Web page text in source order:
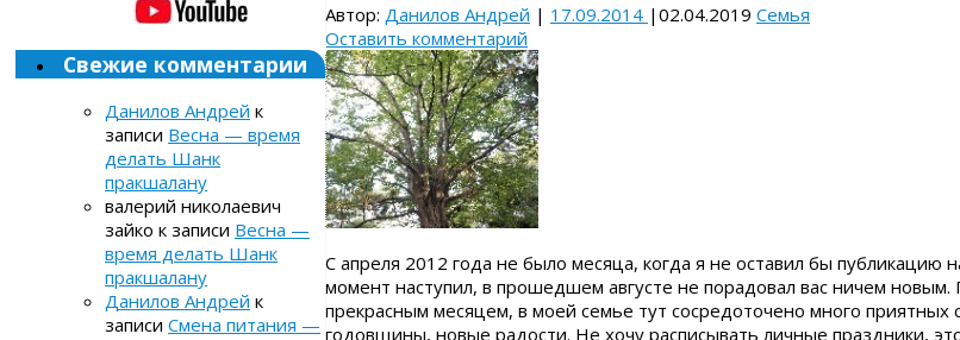
Автор: Данилов Андрей | 17.09.2014 | 02.04.2019 Семья
Оставить комментарий
С апреля 2012 года не было месяца, когда я не оставил бы публикацию
момент наступил, в прошедшем августе не порадовал вас ничем новым.
прекрасным месяцем, в моей семье тут сосредоточено много
годовщины, новые радости. Не хочу расписывать личные праздники,
Свежие комментарии
Данилов Андрей к
записи Весна — время
делать Шанк
пракшалану
валерий николаевич
зайко к записи Весна —
время делать Шанк
пракшалану
Данилов Андрей к
записи Смена питания —